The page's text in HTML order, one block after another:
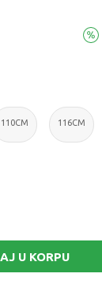
110CM 116CM
U KORPU